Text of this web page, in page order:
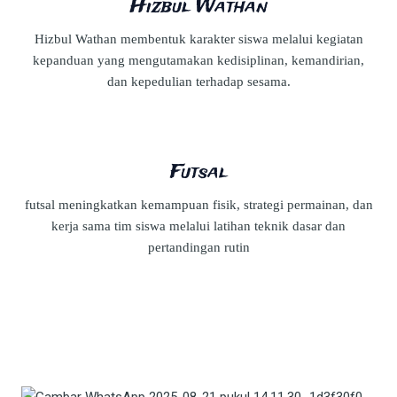
Hizbul Wathan
Hizbul Wathan membentuk karakter siswa melalui kegiatan
kepanduan yang mengutamakan kedisiplinan, kemandirian,
dan kepedulian terhadap sesama.
Futsal
futsal meningkatkan kemampuan fisik, strategi permainan, dan
kerja sama tim siswa melalui latihan teknik dasar dan
pertandingan rutin